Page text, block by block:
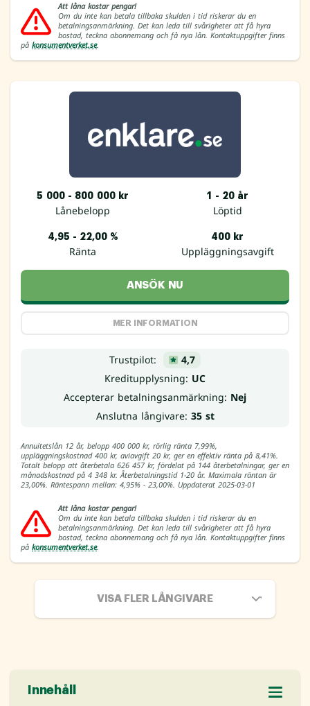
Att låna kostar pengar!
Om du inte kan betala tillbaka skulden i tid riskerar du en
betalningsanmärkning. Det kan leda till svårigheter att få hyra
bostad, teckna abonnemang och få nya lån. Kontaktuppgifter finns
på konsumentverket.se.
5 000 - 800 000 kr
Lånebelopp
1 - 20 år
Löptid
4,95 - 22,00 %
Ränta
400 kr
Uppläggningsavgift
ANSÖK NU
MER INFORMATION
Trustpilot:
4,7
Kreditupplysning: UC
Accepterar betalningsanmärkning: Nej
Anslutna långivare: 35 st
Annuitetslån 12 år, belopp 400 000 kr, rörlig ränta 7,99%,
uppläggningskostnad 400 kr, aviavgift 20 kr, ger en effektiv ränta på 8,41%.
Totalt belopp att återbetala 626 457 kr, fördelat på 144 återbetalningar, ger en
månadskostnad på 4 348 kr. Återbetalningstid 1-20 år. Maximala räntan är
23,00%. Räntespann mellan: 4,95% - 23,00%. Uppdaterat 2025-03-01
Att låna kostar pengar!
Om du inte kan betala tillbaka skulden i tid riskerar du en
betalningsanmärkning. Det kan leda till svårigheter att få hyra
bostad, teckna abonnemang och få nya lån. Kontaktuppgifter finns
på konsumentverket.se.
VISA FLER LÅNGIVARE
Innehåll